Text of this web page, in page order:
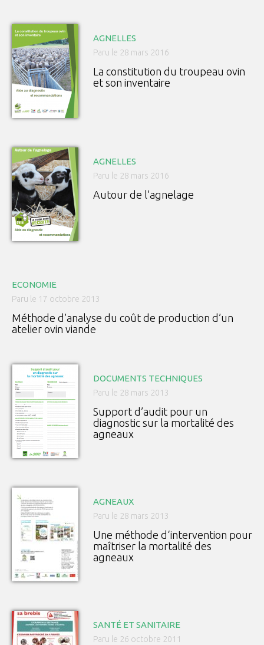
AGNELLES
Paru le 28 mars 2016
La constitution du troupeau ovin
et son inventaire
AGNELLES
Paru le 28 mars 2016
Autour de l’agnelage
ECONOMIE
Paru le 17 octobre 2013
Méthode d’analyse du coût de production d’un
atelier ovin viande
DOCUMENTS TECHNIQUES
Paru le 28 mars 2013
Support d’audit pour un
diagnostic sur la mortalité des
agneaux
AGNEAUX
Paru le 28 mars 2013
Une méthode d‘intervention pour
maîtriser la mortalité des
agneaux
SANTÉ ET SANITAIRE
Paru le 26 octobre 2011